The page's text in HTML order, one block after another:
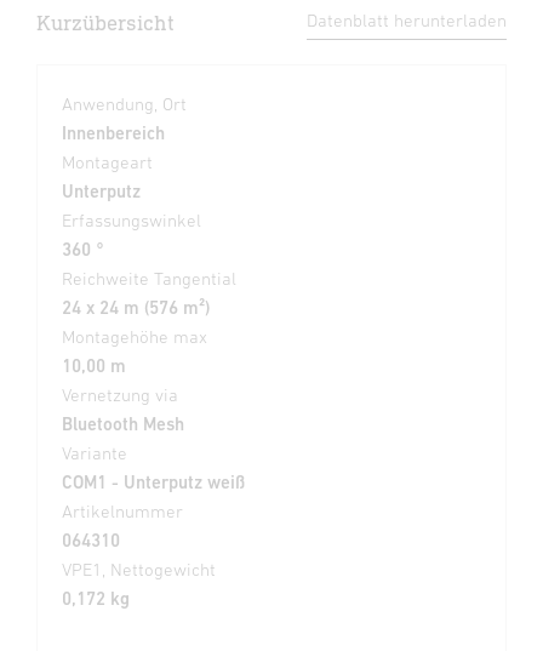
Kurzübersicht Datenblatt herunterladen
Anwendung, Ort
Innenbereich
Montageart
Unterputz
Erfassungswinkel
360 °
Reichweite Tangential
24 x 24 m (576 m²)
Montagehöhe max
10,00 m
Vernetzung via
Bluetooth Mesh
Variante
COM1 - Unterputz weiß
Artikelnummer
064310
VPE1, Nettogewicht
0,172 kg